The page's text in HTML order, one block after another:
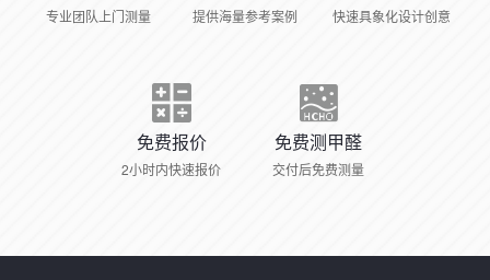
专业团队上门测量 提供海量参考案例 快速具象化设计创意
免费报价
2小时内快速报价
免费测甲醛
交付后免费测量